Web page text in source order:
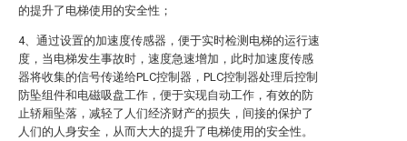
的提升了电梯使用的安全性；
4、通过设置的加速度传感器，便于实时检测电梯的运行速
度，当电梯发生事故时，速度急速增加，此时加速度传感
器将收集的信号传递给PLC控制器，PLC控制器处理后控制
防坠组件和电磁吸盘工作，便于实现自动工作，有效的防
止轿厢坠落，减轻了人们经济财产的损失，间接的保护了
人们的人身安全，从而大大的提升了电梯使用的安全性。